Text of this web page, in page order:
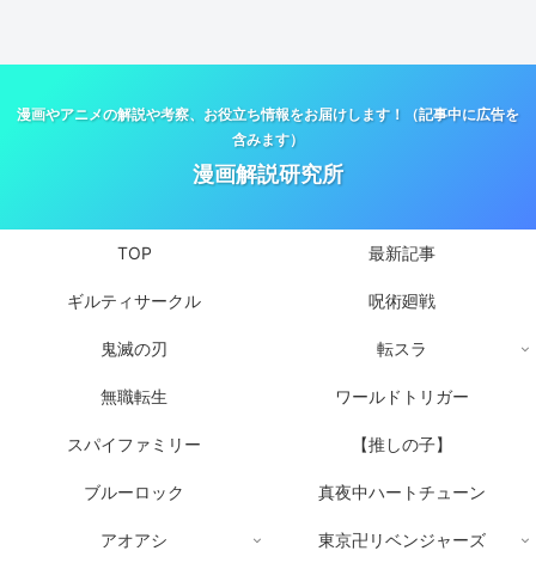
漫画やアニメの解説や考察、お役立ち情報をお届けします！（記事中に広告を
含みます）
漫画解説研究所
TOP 最新記事
ギルティサークル 呪術廻戦
鬼滅の刃 転スラ
無職転生 ワールドトリガー
スパイファミリー 【推しの子】
ブルーロック 真夜中ハートチューン
アオアシ 東京卍リベンジャーズ